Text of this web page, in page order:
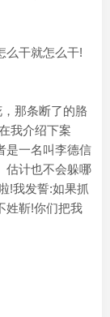
么干就怎么干!
那条断了的胳
我介绍下案
是一名叫李德信
估计也不会躲哪
!我发誓:如果抓
姓靳!你们把我